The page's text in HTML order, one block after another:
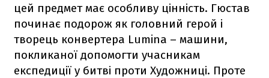
цей предмет має особливу цінність. Гюстав
починає подорож як головний герой і
творець конвертера Lumina – машини,
покликаної допомогти учасникам
експедиції у битві проти Художниці. Проте